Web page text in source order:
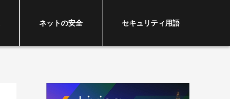
ネットの安全 セキュリティ用語